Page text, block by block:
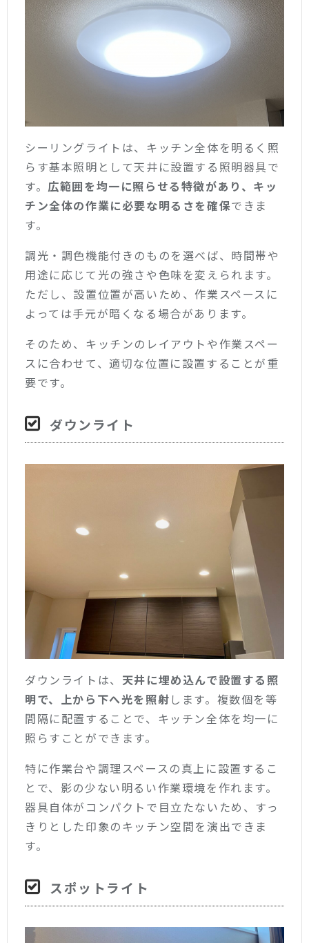
シーリングライトは、キッチン全体を明るく照
らす基本照明として天井に設置する照明器具で
す。 広範囲を均一に照らせる特徴があり、キッ
チン全体の作業に必要な明るさを確保できま
す。
調光・調色機能付きのものを選べば、時間帯や
用途に応じて光の強さや色味を変えられます。
ただし、設置位置が高いため、作業スペースに
よっては手元が暗くなる場合があります。
そのため、キッチンのレイアウトや作業スペー
スに合わせて、適切な位置に設置することが重
要です。
ダウンライト
ダウンライトは、 天井に埋め込んで設置する照
明で、上から下へ光を照射 します。複数個を等
間隔に配置することで、キッチン全体を均一に
照らすことができます。
特に作業台や調理スペースの真上に設置するこ
とで、影の少ない明るい作業環境を作れます。
器具自体がコンパクトで目立たないため、すっ
きりとした印象のキッチン空間を演出できま
す。
スポットライト